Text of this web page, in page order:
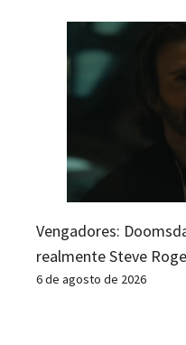
Vengadores:
realmente Steve
6 de agosto de 2026